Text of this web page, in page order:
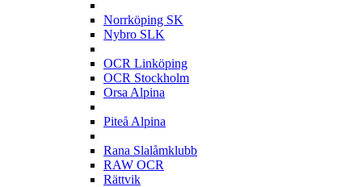
Norrköping SK
Nybro SLK
OCR Linköping
OCR Stockholm
Orsa Alpina
Piteå Alpina
Rana Slalåmklubb
RAW OCR
Rättvik